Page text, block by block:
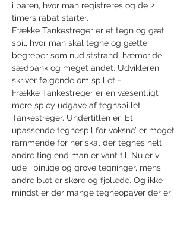
i baren, hvor man registreres og de 2
timers rabat starter.
Frække Tankestreger er et tegn og gæt
spil, hvor man skal tegne og gætte
begreber som nudiststrand, hæmoride,
sædbank og meget andet. Udvikleren
skriver følgende om spillet -
Frække Tankestreger er en væsentligt
mere spicy udgave af tegnspillet
Tankestreger. Undertitlen er ’Et
upassende tegnespil for voksne’ er meget
rammende for her skal der tegnes helt
andre ting end man er vant til. Nu er vi
ude i pinlige og grove tegninger, mens
andre blot er skøre og fjollede. Og ikke
mindst er der mange tegneopaver der er